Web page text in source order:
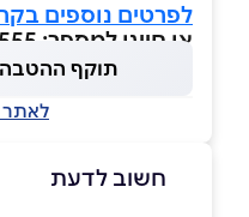
לפרטים נוספים
או חייגו למספר: 0732665555
תוקף ההטבה עד -
חשוב לדעת